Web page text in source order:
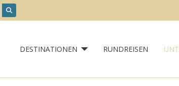
DESTINATIONEN RUNDREISEN